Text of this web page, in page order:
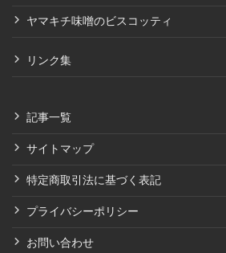
ヤマキチ味噌のビスコッティ
リンク集
記事一覧
サイトマップ
特定商取引法に基づく表記
プライバシーポリシー
お問い合わせ